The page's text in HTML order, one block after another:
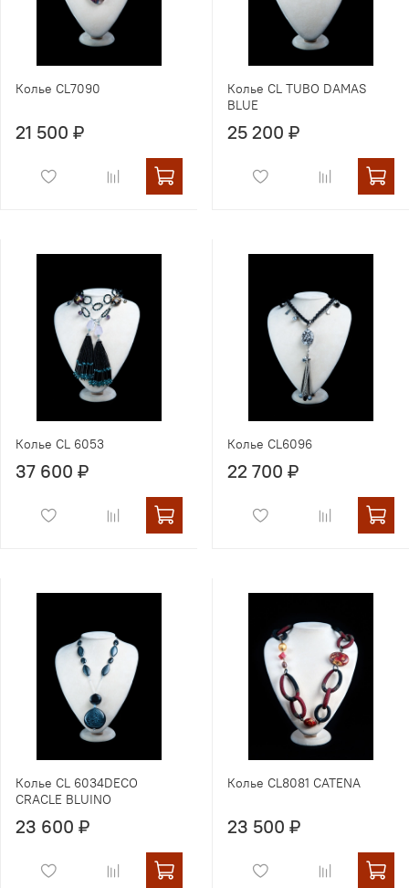
Колье CL7090
21 500 ₽
Колье CL TUBO DAMAS
BLUE
25 200 ₽
Колье CL 6053
37 600 ₽
Колье CL6096
22 700 ₽
Колье CL 6034DECO
CRACLE BLUINO
23 600 ₽
Колье CL8081 CATENA
23 500 ₽